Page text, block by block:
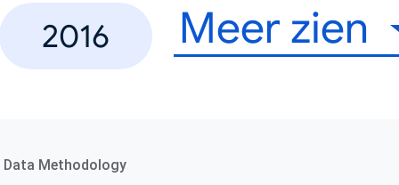
2016 Meer zien
Data Methodology